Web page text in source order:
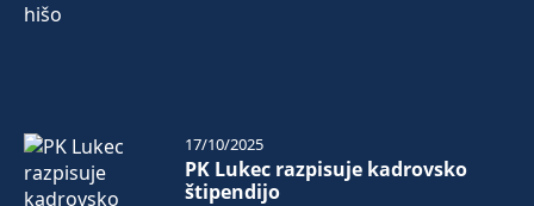
PK Lukec razpisuje kadrovsko
štipendijo
17/10/2025